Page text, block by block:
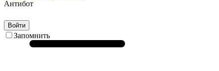
Антибот
Войти
Запомнить